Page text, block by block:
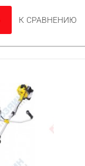
К СРАВНЕНИЮ